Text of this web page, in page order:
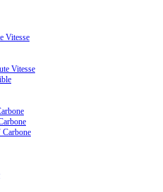
Vitesse
Vitesse